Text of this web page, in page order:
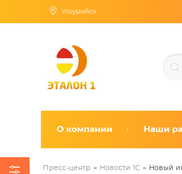
Уссурийск
О компании Наши
Пресс-центр Новости 1С Новый